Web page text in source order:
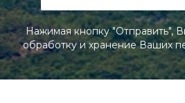
Нажимая кнопку "Отправить",
обработку и хранение Ваших